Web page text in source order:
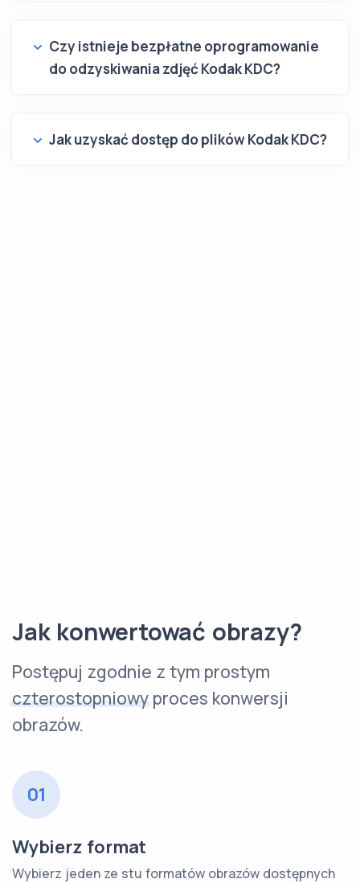
Czy istnieje bezpłatne oprogramowanie
do odzyskiwania zdjęć Kodak KDC?
Jak uzyskać dostęp do plików Kodak KDC?
Jak konwertować obrazy?
Postępuj zgodnie z tym prostym
czterostopniowyproces konwersji
obrazów.
01
Wybierz format
Wybierz jeden ze stu formatów obrazów dostępnych